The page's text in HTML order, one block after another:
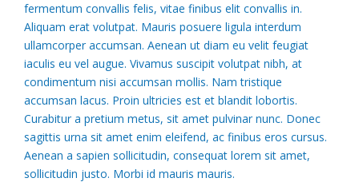
fermentum convallis felis, vitae finibus elit convallis in.
Aliquam erat volutpat. Mauris posuere ligula interdum
ullamcorper accumsan. Aenean ut diam eu velit feugiat
iaculis eu vel augue. Vivamus suscipit volutpat nibh, at
condimentum nisi accumsan mollis. Nam tristique
accumsan lacus. Proin ultricies est et blandit lobortis.
Curabitur a pretium metus, sit amet pulvinar nunc. Donec
sagittis urna sit amet enim eleifend, ac finibus eros cursus.
Aenean a sapien sollicitudin, consequat lorem sit amet,
sollicitudin justo. Morbi id mauris mauris.